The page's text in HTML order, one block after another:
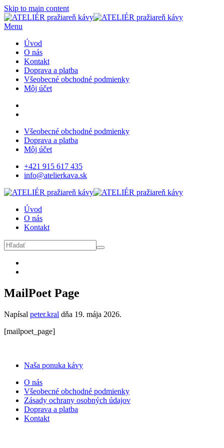
Skip to main content
Menu
Úvod
O nás
Kontakt
Doprava a platba
Všeobecné obchodné podmienky
Môj účet
Všeobecné obchodné podmienky
Doprava a platba
Môj účet
+421 915 617 435
info@atelierkava.sk
Úvod
O nás
Kontakt
MailPoet Page
Napísal peter.kral dňa 19. mája 2026.
[mailpoet_page]
Naša ponuka kávy
O nás
Všeobecné obchodné podmienky
Zásady ochrany osobných údajov
Doprava a platba
Kontakt